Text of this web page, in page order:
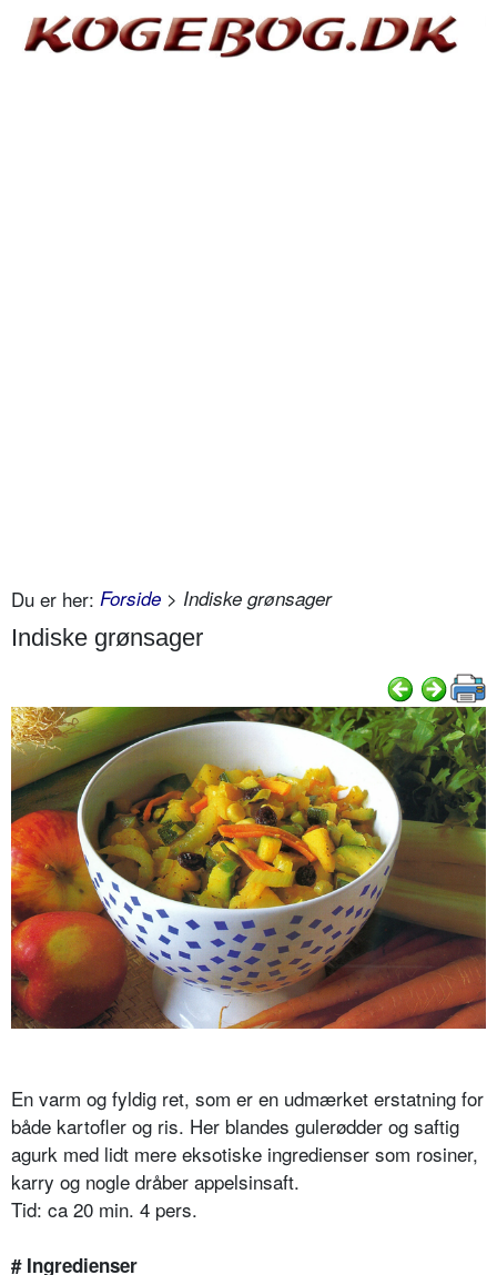
Du er her: Forside > Indiske grønsager
Indiske grønsager
En varm og fyldig ret, som er en udmærket erstatning for
både kartofler og ris. Her blandes gulerødder og saftig
agurk med lidt mere eksotiske ingredienser som rosiner,
karry og nogle dråber appelsinsaft.
Tid: ca 20 min. 4 pers.
# Ingredienser